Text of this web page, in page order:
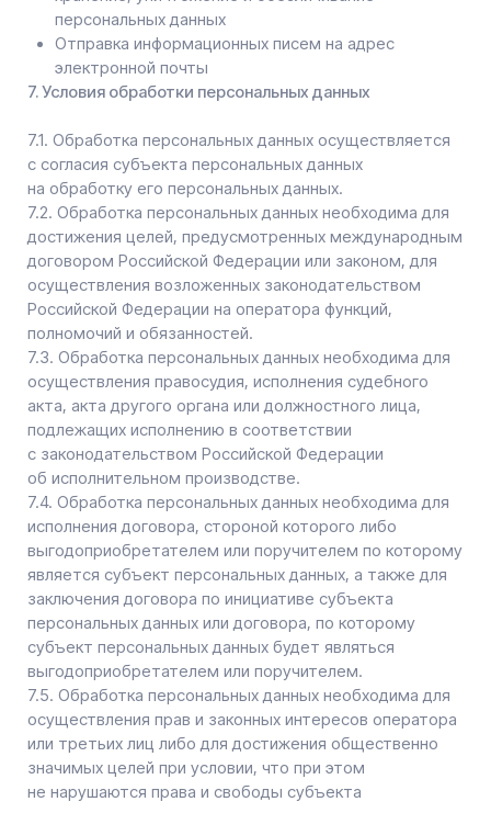
уведомление на адрес электронной почты Оператора
info@safrotech.comс пометкой «Актуализация
персональных данных».
8.4. Срок обработки персональных данных
определяется достижением целей, для которых были
законодательством.
Пользователь может в любой момент отозвать свое
согласие на обработку персональных данных, направив
Оператору уведомление посредством электронной
почты на электронный адрес Оператора
info@safrotech.comс пометкой «Отзыв согласия
на обработку персональных данных».
8.5. Вся информация, которая собирается сторонними
сервисами, в том числе платежными системами,
средствами связи и другими поставщиками услуг,
хранится и обрабатывается указанными лицами
(Операторами) в соответствии с их Пользовательским
соглашением и Политикой конфиденциальности.
документами. Оператор не несет ответственность
за действия третьих лиц, в том числе указанных
в настоящем пункте поставщиков услуг.
8.6. Установленные субъектом персональных данных
запреты на передачу (кроме предоставления доступа),
а также на обработку или условия обработки (кроме
получения доступа) персональных данных,
разрешенных для распространения, не действуют
в случаях обработки персональных данных
в государственных, общественных и иных публичных
интересах, определенных законодательством РФ.
8.7. Оператор при обработке персональных данных
обеспечивает конфиденциальность персональных
данных.
8.8. Оператор осуществляет хранение персональных
данных в форме, позволяющей определить субъекта
персональных данных, не дольше, чем этого требуют
цели обработки персональных данных, если срок
хранения персональных данных не установлен
федеральным законом, договором, стороной
которого, выгодоприобретателем или поручителем